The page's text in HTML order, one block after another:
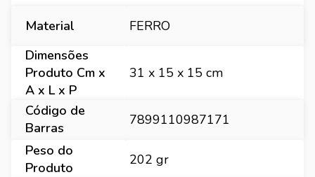
Material
FERRO
Dimensões
Produto Cm x
A x L x P
31 x 15 x 15 cm
Código de
Barras
7899110987171
Peso do
Produto
202 gr